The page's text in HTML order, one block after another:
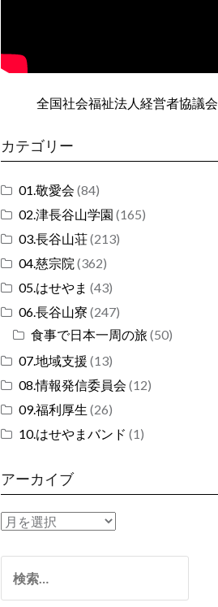
全国社会福祉法人経営者協議会
カテゴリー
01.敬愛会 (84)
02.津長谷山学園 (165)
03.長谷山荘(213)
04.慈宗院 (362)
05.はせやま (43)
06.長谷山寮 (247)
食事で日本一周の旅 (50)
07.地域支援 (13)
08.情報発信委員会 (12)
09.福利厚生 (26)
10.はせやまバンド (1)
アーカイブ
ア
カ
ブ
索: